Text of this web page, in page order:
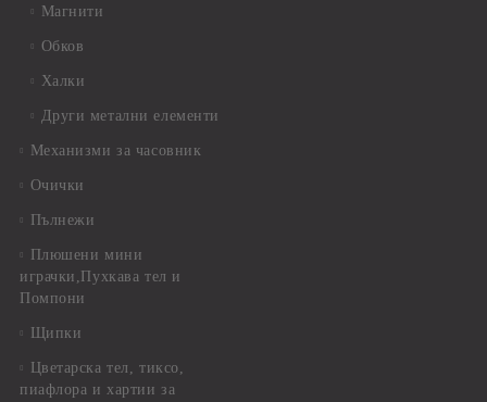
Магнити
Обков
Халки
Други метални елементи
Механизми за часовник
Очички
Пълнежи
Плюшени мини
играчки,Пухкава тел и
Помпони
Щипки
Цветарска тел, тиксо,
пиафлора и хартии за